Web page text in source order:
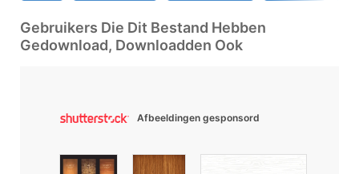
Gebruikers Die Dit Bestand Hebben
Gedownload, Downloadden Ook
Afbeeldingen gesponsord